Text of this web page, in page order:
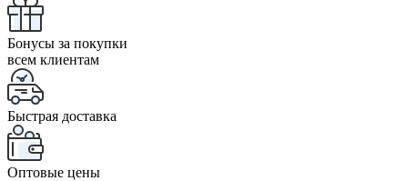
Бонусы за покупки
всем клиентам
Быстрая доставка
Оптовые цены